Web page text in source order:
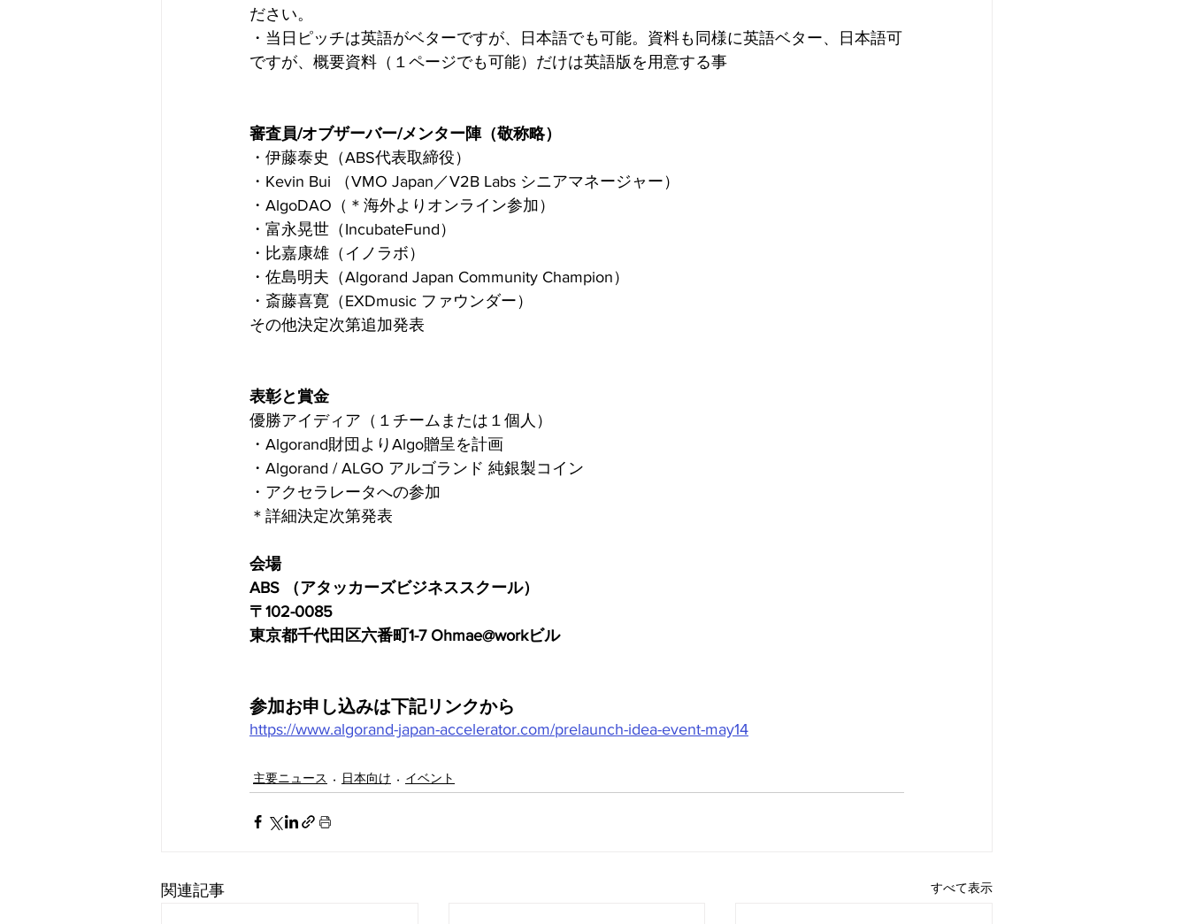
ださい。
・当日ピッチは英語がベターですが、日本語でも可能。資料も同様に英語ベター、日本語可
ですが、概要資料（１ページでも可能）だけは英語版を用意する事
審査員/オブザーバー/メンター陣（敬称略）
・伊藤泰史（ABS代表取締役）
・Kevin Bui （VMO Japan／V2B Labs シニアマネージャー）
・AlgoDAO（＊海外よりオンライン参加）
・富永晃世（IncubateFund）
・比嘉康雄（イノラボ）
・佐島明夫（Algorand Japan Community Champion）
・斎藤喜寛（EXDmusic ファウンダー）
その他決定次第追加発表
表彰と賞金
優勝アイディア（１チームまたは１個人）
・Algorand財団よりAlgo贈呈を計画
​・Algorand / ALGO アルゴランド 純銀製コイン
・アクセラレータへの参加
＊詳細決定次第発表
会場
ABS （アタッカーズビジネススクール）
〒102-0085
東京都千代田区六番町1-7 Ohmae@workビル
参加お申し込みは下記リンクから
https://www.algorand-japan-accelerator.com/prelaunch-idea-event-may14
主要ニュース 日本向け イベント
関連記事 すべて表示